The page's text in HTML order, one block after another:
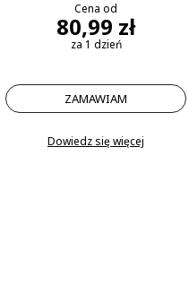
Cena od
80,99 zł
za 1 dzień
ZAMAWIAM
Dowiedz się więcej